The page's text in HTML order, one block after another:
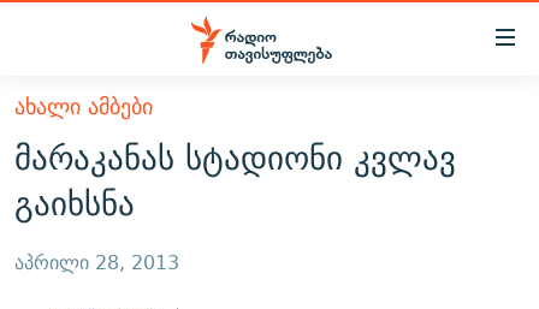
Accessibility
მთავარ
შინაარსზე
დაბრუნება
მთავარ
დაბრუნება
ᲐᲮᲐᲚᲘ ᲐᲛᲑᲔᲑᲘ
ᲗᲔᲛᲔᲑᲘ
ᲞᲝᲚᲘᲢᲘᲙᲐ
ᲔᲙᲝᲜᲝᲛᲘᲙᲐ
ᲡᲐᲖᲝᲒᲐᲓᲝᲔᲑᲐ
ᲕᲘᲓᲔᲝ
ᲑᲚᲝᲒᲔᲑᲘ
ᲞᲝᲓᲙᲐᲡᲢᲔᲑᲘ
ᲐᲮᲐᲚᲘ ᲐᲛᲑᲔᲑᲘ
მარაკანას სტადიონი კვლავ
გაიხსნა
აპრილი 28, 2013